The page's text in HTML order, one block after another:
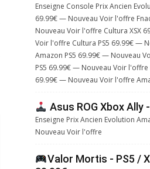
Enseigne Console Prix Ancien
69.99€ — Nouveau Voir l'offre
Nouveau Voir l'offre Cultura XSX
Voir l'offre Cultura PS5 69.99€ —
Amazon PS5 69.99€ — Nouveau
PS5 69.99€ — Nouveau Voir l'offre
69.99€ — Nouveau Voir l'offre
Asus ROG Xbox Ally
Enseigne Prix Ancien Evolution
Nouveau Voir l'offre
Valor Mortis - PS5 /